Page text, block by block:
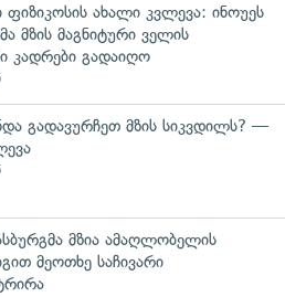
ახალი კვლევა: ინოუეს
მზის მაგნიტური ველის
კადრები გადაიღო
გადავურჩეთ მზის სიკვდილს? —
მზია ამაღლობელის
მეოთხე საჩივარი